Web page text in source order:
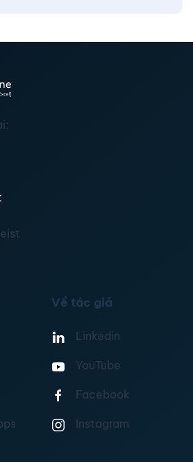
Về tác giả
Linkedin
YouTube
Facebook
Instagram